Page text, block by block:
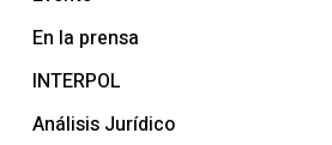
En la prensa
INTERPOL
Análisis Jurídico